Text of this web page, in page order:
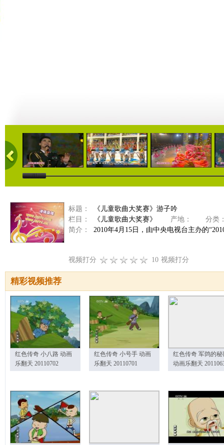
02:47 02:16 03:30
标题：
《儿童歌曲大奖赛》游子吟
栏目：
《儿童歌曲大奖赛》 产地：
分类
简介：
2010年4月15日，由中央电视台主办的
视频打分 10 视频打分
精彩视频推荐
红色传奇 小八路 动画
乐翻天 20110702
红色传奇 小号手 动画
乐翻天 20110701
红色传奇 军鸽的秘
动画乐翻天